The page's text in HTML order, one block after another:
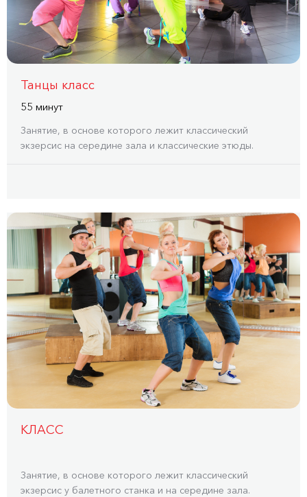
Танцы класс
55 минут
Занятие, в основе которого лежит классический
экзерсис на середине зала и классические этюды.
КЛАСС
Занятие, в основе которого лежит классический
экзерсис у балетного станка и на середине зала.